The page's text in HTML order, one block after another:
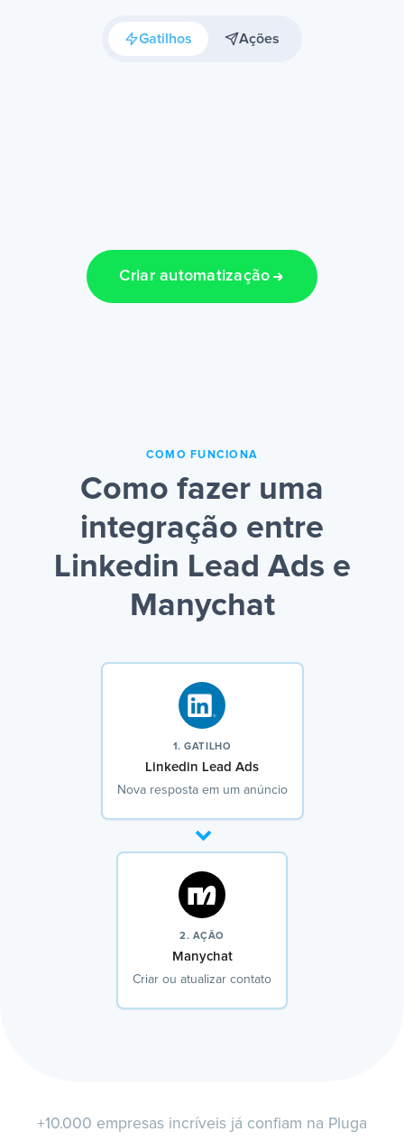
Gatilhos Ações
Criar automatização
COMO FUNCIONA
Como fazer uma
integração entre
Linkedin Lead Ads e
Manychat
1. GATILHO
Linkedin Lead Ads
Nova resposta em um anúncio
2. AÇÃO
Manychat
Criar ou atualizar contato
+10.000 empresas incríveis já confiam na Pluga